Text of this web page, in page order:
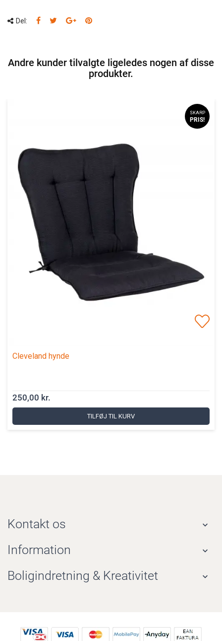
Del:
Andre kunder tilvalgte ligeledes nogen af disse
produkter.
SKARP
PRIS!
Cleveland hynde
250,00 kr.
TILFØJ TIL KURV
Kontakt os 
Information 
Boligindretning & Kreativitet 